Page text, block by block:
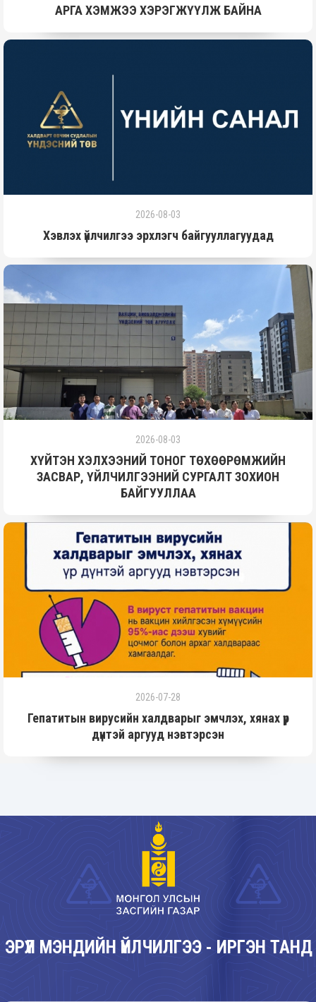
АРГА ХЭМЖЭЭ ХЭРЭГЖҮҮЛЖ БАЙНА
2026-08-03
Хэвлэх үйлчилгээ эрхлэгч байгууллагуудад
2026-08-03
ХҮЙТЭН ХЭЛХЭЭНИЙ ТОНОГ ТӨХӨӨРӨМЖИЙН
ЗАСВАР, ҮЙЛЧИЛГЭЭНИЙ СУРГАЛТ ЗОХИОН
БАЙГУУЛЛАА
2026-07-28
Гепатитын вирусийн халдварыг эмчлэх, хянах үр
дүнтэй аргууд нэвтэрсэн
ЭРҮҮЛ МЭНДИЙН ҮЙЛЧИЛГЭЭ - ИРГЭН ТАНД